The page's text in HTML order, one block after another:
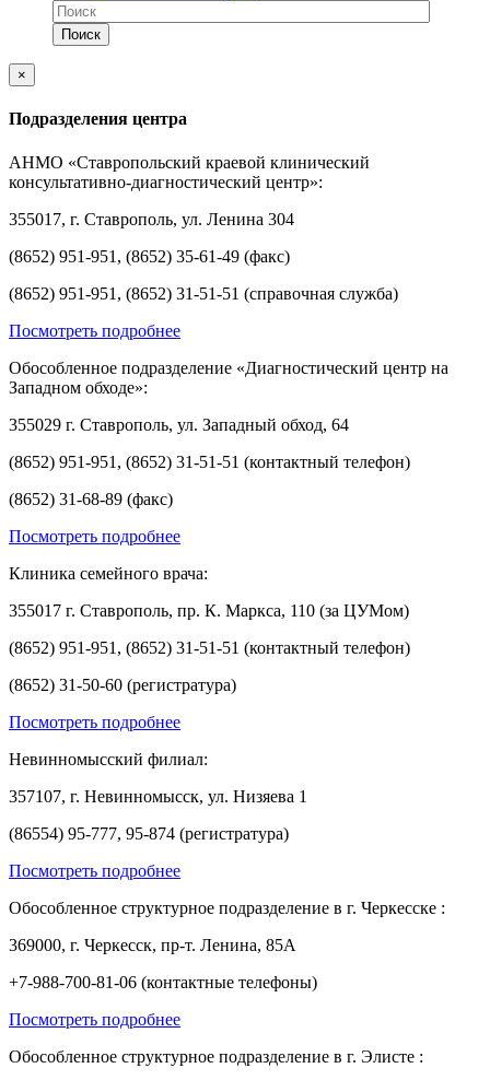
×
Подразделения центра
АНМО «Ставропольский краевой клинический
консультативно-диагностический центр»:
355017, г. Ставрополь, ул. Ленина 304
(8652) 951-951, (8652) 35-61-49 (факс)
(8652) 951-951, (8652) 31-51-51 (справочная служба)
Посмотреть подробнее
Обособленное подразделение «Диагностический центр на
Западном обходе»:
355029 г. Ставрополь, ул. Западный обход, 64
(8652) 951-951, (8652) 31-51-51 (контактный телефон)
(8652) 31-68-89 (факс)
Посмотреть подробнее
Клиника семейного врача:
355017 г. Ставрополь, пр. К. Маркса, 110 (за ЦУМом)
(8652) 951-951, (8652) 31-51-51 (контактный телефон)
(8652) 31-50-60 (регистратура)
Посмотреть подробнее
Невинномысский филиал:
357107, г. Невинномысск, ул. Низяева 1
(86554) 95-777, 95-874 (регистратура)
Посмотреть подробнее
Обособленное структурное подразделение в г. Черкесске :
369000, г. Черкесск, пр-т. Ленина, 85А
+7-988-700-81-06 (контактные телефоны)
Посмотреть подробнее
Обособленное структурное подразделение в г. Элисте :